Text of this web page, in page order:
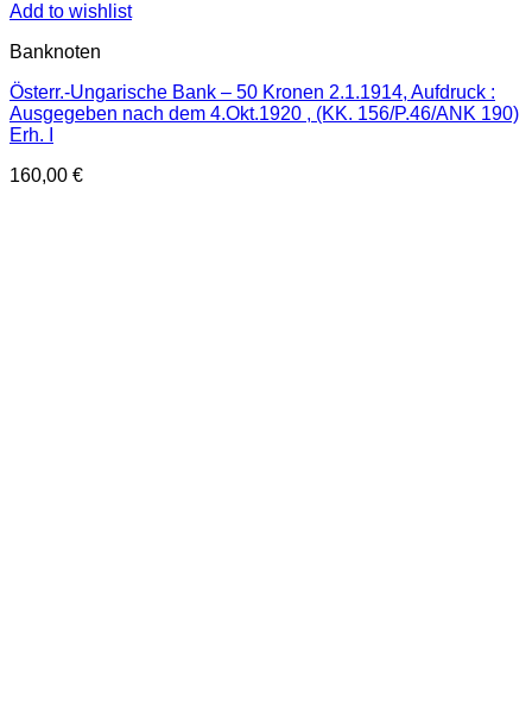
Add to wishlist
Banknoten
Österr.-Ungarische Bank – 50 Kronen 2.1.1914, Aufdruck :
Ausgegeben nach dem 4.Okt.1920 , (KK. 156/P.46/ANK 190)
Erh. I
160,00 €